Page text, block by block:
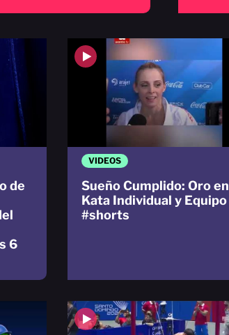
de
6
VIDEOS
Sueño Cumplido: Oro en
Kata Individual y Equipo
#shorts